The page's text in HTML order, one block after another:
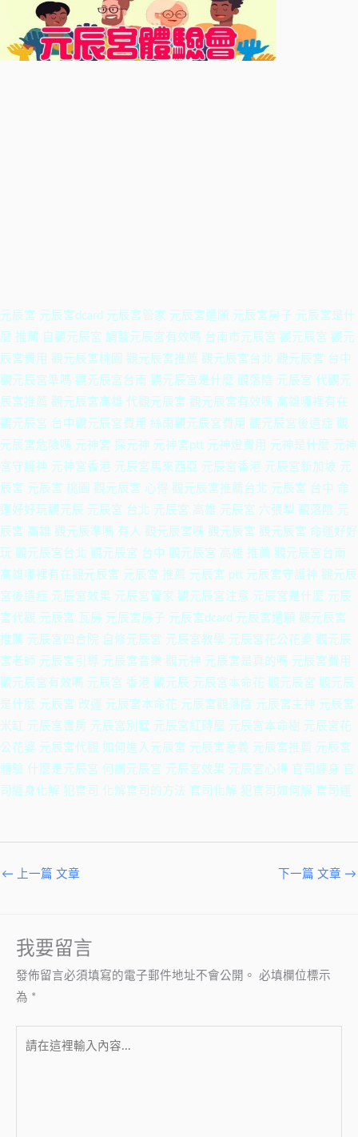
元辰宮 元辰宮dcard 元辰宮管家 元辰宮還願 元辰宮房子 元辰宮是什
麼 推薦 自觀元辰宮 調整元辰宮有效嗎 台南市元辰宮 觀元辰宮 觀元
辰宮費用 觀元辰宮桃園 觀元辰宮推薦 觀元辰宮台北 觀元辰宮 台中
觀元辰宮準嗎 觀元辰宮台南 觀元辰宮是什麼 觀落陰 元辰宮 代觀元
辰宮推薦 觀元辰宮高雄 代觀元辰宮 觀元辰宮有效嗎 高雄哪裡有在
觀元辰宮 台中觀元辰宮費用 絲雨觀元辰宮費用 觀元辰宮後遺症 觀
元辰宮危險嗎 元神宮 探元神 元神宮ptt 元神燈費用 元神是什麼 元神
宮守護神 元神宮香港 元辰宮馬來西亞 元辰宮香港 元辰宮新加坡 元
辰宮 元辰宮 桃園 觀元辰宮 心得 觀元辰宮推薦台北 元辰宮 台中 命
運好好玩觀元辰 元辰宮 台北 元辰宮 高雄 元辰宮 六張犁 觀落陰 元
辰宮 高雄 觀元辰準嗎 有人 觀元辰宮嗎 觀元辰宮 觀元辰宮 命運好好
玩 觀元辰宮台北 觀元辰宮 台中 觀元辰宮 高雄 推薦 觀元辰宮台南
高雄哪裡有在觀元辰宮 元辰宮 推薦 元辰宮 ptt 元辰宮守護神 觀元辰
宮後遺症 元辰宮效果 元辰宮管家 觀元辰宮注意 元辰宮是什麼 元辰
宮代觀 元辰宮 瓦房 元辰宮房子 元辰宮dcard 元辰宮還願 觀元辰宮
推薦 元辰宮四合院 自修元辰宮 元辰宮教學 元辰宮花公花婆 觀元辰
宮老師 元辰宮引導 元辰宮音樂 觀元神 元辰宮是真的嗎 元辰宮費用
觀元辰宮有效嗎 元辰宮 香港 觀元辰 元辰宮本命花 觀元辰宮 觀元辰
是什麼 元辰宮 改運 元辰宮本命花 元辰宮觀落陰 元辰宮主神 元辰宮
米缸 元辰宮書房 元辰宮別墅 元辰宮紅磚屋 元辰宮本命樹 元辰宮花
公花婆 元辰宮代觀 如何進入元辰宮 元辰宮意義 元辰宮推薦 元辰宮
體驗 什麼是元辰宮 何謂元辰宮 元辰宮效果 元辰宮心得 官司纏身 官
司纏身化解 犯官司 化解官司的方法 官司化解 犯官司如何解 官司運
← 上一篇 文章 下一篇 文章 →
我要留言
發佈留言必須填寫的電子郵件地址不會公開。 必填欄位標示
為 *